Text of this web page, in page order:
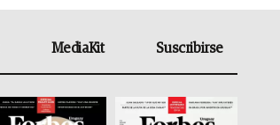
MediaKit Suscribirse